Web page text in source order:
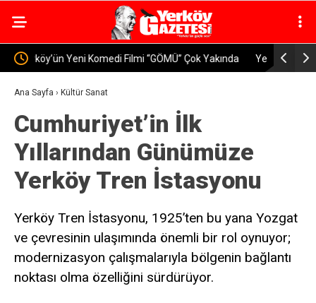
Yerköy’de Öğretmen ve Velilere Otizm Farkındalık
Eğitimi Verildi
Ana Sayfa › Kültür Sanat
Cumhuriyet’in İlk
Yıllarından Günümüze
Yerköy Tren İstasyonu
Yerköy Tren İstasyonu, 1925’ten bu yana Yozgat
ve çevresinin ulaşımında önemli bir rol oynuyor;
modernizasyon çalışmalarıyla bölgenin bağlantı
noktası olma özelliğini sürdürüyor.